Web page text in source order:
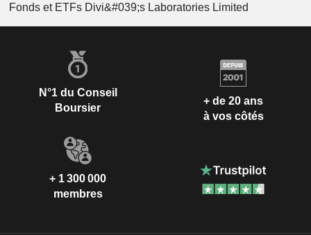
Fonds et ETFs Divi&#039;s Laboratories Limited
N°1 du Conseil
Boursier
+ de 20 ans
à vos côtés
+ 1 300 000
membres